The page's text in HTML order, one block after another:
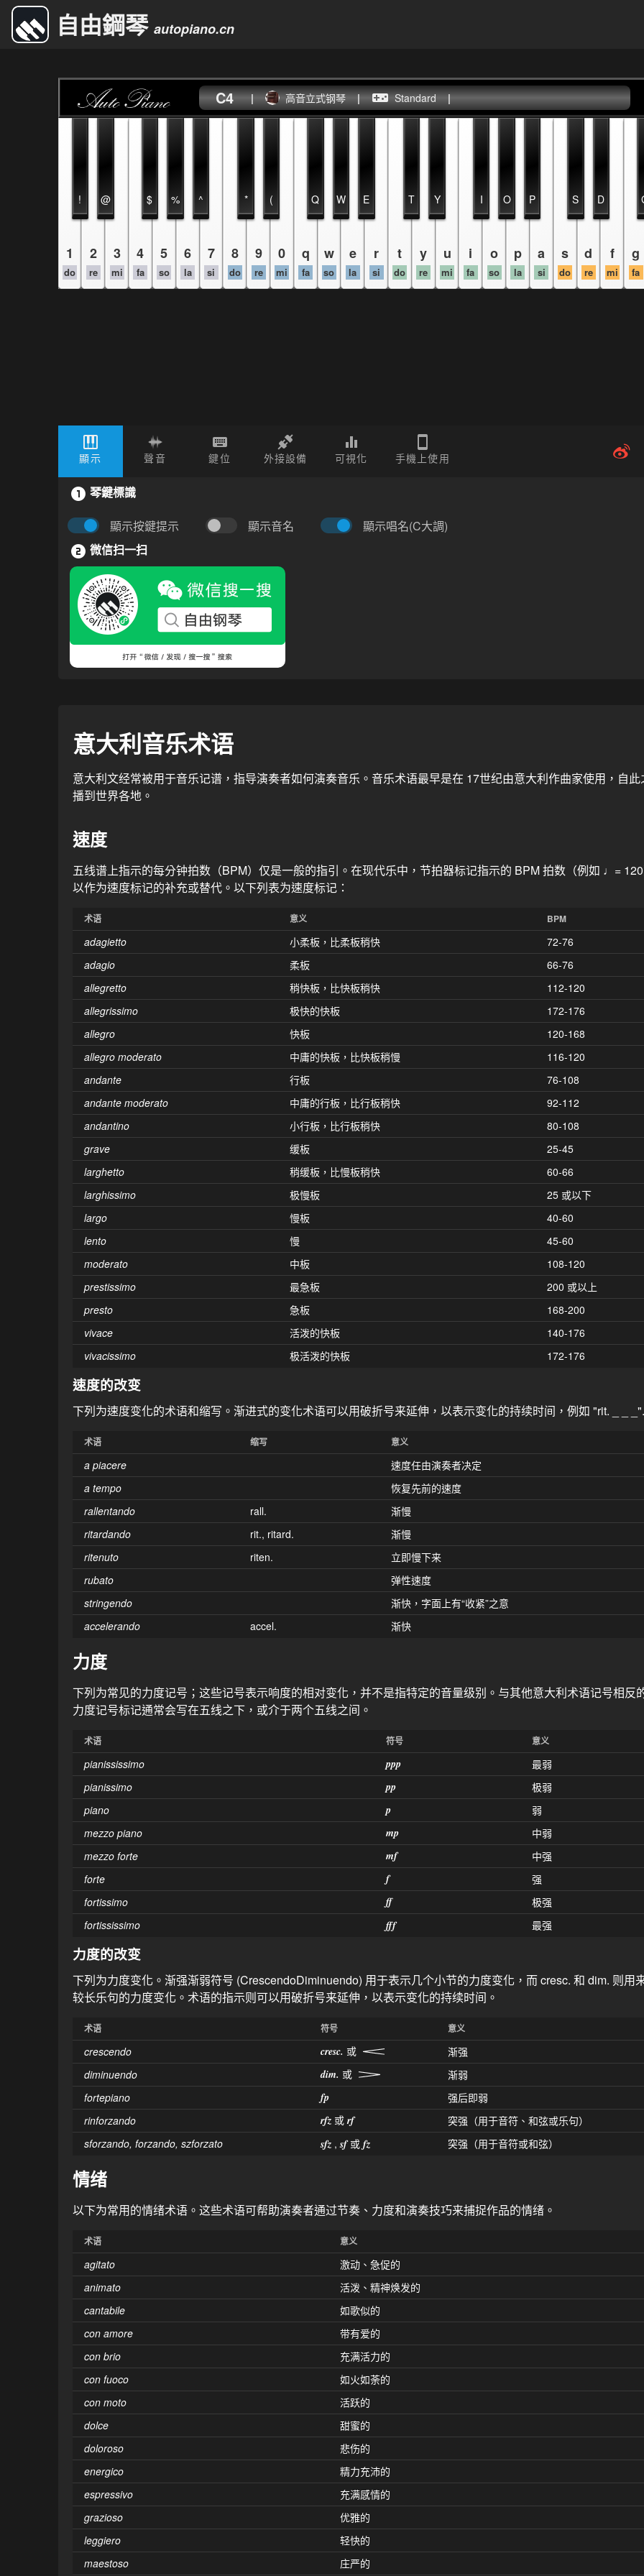
自由鋼琴 autopiano.cn
C4 | 高音立式钢琴 | Standard |
1
do
2
re
3
mi
4
fa
5
so
6
la
7
si
8
do
9
re
0
mi
q
fa
w
so
e
la
r
si
t
do
y
re
u
mi
i
fa
o
so
p
la
a
si
s
do
d
re
f
mi
g
fa
! @ $ % ^ * ( Q W E T Y I O P S D
顯示 聲音 鍵位 外接設備 可視化 手機上使用
琴鍵標識
顯示按鍵提示 顯示音名 顯示唱名(C大調)
微信扫一扫
意大利音乐术语
意大利文经常被用于音乐记谱，指导演奏者如何演奏音乐。音乐术语最早是在 17世纪由意大利作曲家使用，自此
播到世界各地。
速度
五线谱上指示的每分钟拍数（BPM）仅是一般的指引。在现代乐中，节拍器标记指示的 BPM 拍数（例如 ♩=
以作为速度标记的补充或替代。以下列表为速度标记：
术语 意义 BPM
adagietto 小柔板，比柔板稍快
72-76
adagio
柔板
66-76
allegretto
稍快板，比快板稍快
112-120
allegrissimo
极快的快板
172-176
allegro
快板
120-168
allegro moderato
中庸的快板，比快板稍慢
116-120
andante
行板
76-108
andante moderato
中庸的行板，比行板稍快
92-112
andantino
小行板，比行板稍快
80-108
grave
缓板
25-45
larghetto
稍缓板，比慢板稍快
60-66
larghissimo
极慢板
25 或以下
largo
慢板
40-60
lento
慢
45-60
moderato
中板
108-120
prestissimo
最急板
200 或以上
presto
急板
168-200
vivace
活泼的快板
140-176
vivacissimo
极活泼的快板 172-176
速度的改变
下列为速度变化的术语和缩写。渐进式的变化术语可以用破折号来延伸，以表示变化的持续时间，例如 "rit. _ _ _".
术语 缩写 意义
a piacere
速度任由演奏者决定
a tempo
恢复先前的速度
rallentando
rall.
渐慢
ritardando
rit., ritard.
渐慢
ritenuto
riten.
立即慢下来
rubato
弹性速度
stringendo
渐快，字面上有“收紧”之意
accelerando
accel. 渐快
力度
下列为常见的力度记号；这些记号表示响度的相对变化，并不是指特定的音量级别。与其他意大利术语记号相反
力度记号标记通常会写在五线之下，或介于两个五线之间。
术语 符号 意义
pianississimo ppp
最弱
pianissimo
pp
极弱
piano
p
弱
mezzo piano
mp
中弱
mezzo forte
mf
中强
forte
f
强
fortissimo
ff
极强
fortississimo
fff 最强
力度的改变
下列为力度变化。渐强渐弱符号 (CrescendoDiminuendo) 用于表示几个小节的力度变化，而 cresc. 和 dim. 则用
较长乐句的力度变化。术语的指示则可以用破折号来延伸，以表示变化的持续时间。
术语 符号 意义
crescendo cresc. 或
渐强
diminuendo
dim. 或
渐弱
fortepiano
fp
强后即弱
rinforzando
rfz或 rf
突强（用于音符、和弦或乐句）
sforzando, forzando, szforzato
sfz, sf或 fz 突强（用于音符或和弦）
情绪
以下为常用的情绪术语。这些术语可帮助演奏者通过节奏、力度和演奏技巧来捕捉作品的情绪。
术语 意义
agitato
激动、急促的
animato
活泼、精神焕发的
cantabile
如歌似的
con amore
带有爱的
con brio
充满活力的
con fuoco
如火如荼的
con moto
活跃的
dolce
甜蜜的
doloroso
悲伤的
energico
精力充沛的
espressivo
充满感情的
grazioso
优雅的
leggiero
轻快的
maestoso
庄严的